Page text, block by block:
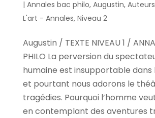
| Annales bac philo, Augustin, Auteurs
L'art - Annales, Niveau 2
Augustin / TEXTE NIVEAU 1 /
PHILO La perversion du
humaine est insupportable dans
et pourtant nous adorons le
tragédies. Pourquoi l’homme
en contemplant des aventures